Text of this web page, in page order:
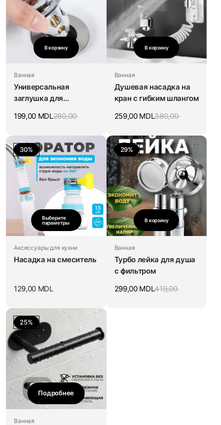
В корзину
Ванная
Универсальная
заглушка для
280,00
199,00 MDL
В корзину
Ванная
Душевая насадка на
кран с гибким шлангом
380,00
259,00 MDL
30%
Выберите
параметры
Аксессуары для кухни
Насадка на смеситель
129,00 MDL
29%
В корзину
Ванная
Турбо лейка для душа
с фильтром
419,00
299,00 MDL
25%
Подробнее
Ванная